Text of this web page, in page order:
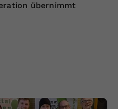
übernimmt